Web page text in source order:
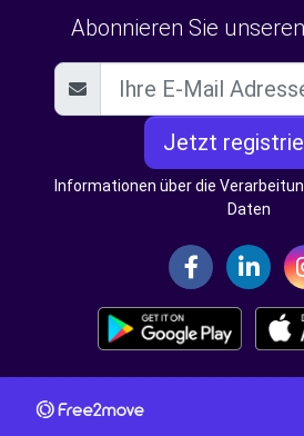
Abonnieren Sie
Jetzt
Informationen über die
Daten